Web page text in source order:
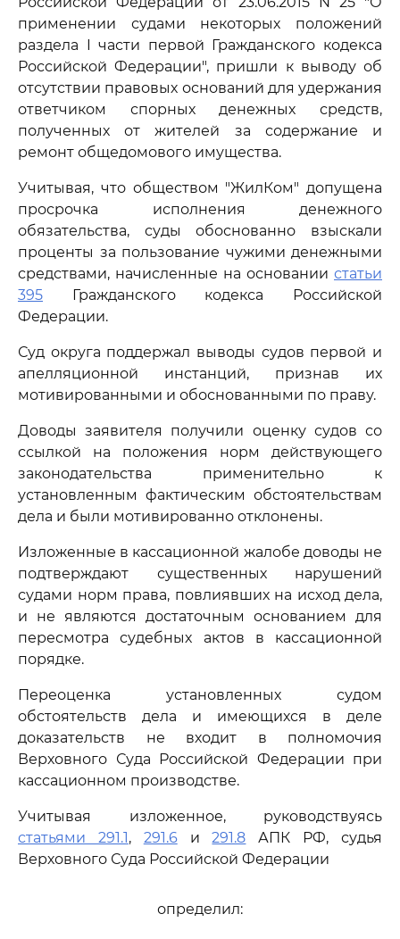
применении судами некоторых положений
раздела I части первой Гражданского кодекса
Российской Федерации", пришли к выводу об
отсутствии правовых оснований для удержания
ответчиком спорных денежных средств,
полученных от жителей за содержание и
ремонт общедомового имущества.
Учитывая, что обществом "ЖилКом" допущена
просрочка исполнения денежного
обязательства, суды обоснованно взыскали
проценты за пользование чужими денежными
средствами, начисленные на основании статьи
395 Гражданского кодекса Российской
Федерации.
Суд округа поддержал выводы судов первой и
апелляционной инстанций, признав их
мотивированными и обоснованными по праву.
Доводы заявителя получили оценку судов со
ссылкой на положения норм действующего
законодательства применительно к
установленным фактическим обстоятельствам
дела и были мотивированно отклонены.
Изложенные в кассационной жалобе доводы не
подтверждают существенных нарушений
судами норм права, повлиявших на исход дела,
и не являются достаточным основанием для
пересмотра судебных актов в кассационной
порядке.
Переоценка установленных судом
обстоятельств дела и имеющихся в деле
доказательств не входит в полномочия
Верховного Суда Российской Федерации при
кассационном производстве.
Учитывая изложенное, руководствуясь
статьями 291.1, 291.6и291.8 АПК РФ, судья
Верховного Суда Российской Федерации
определил: